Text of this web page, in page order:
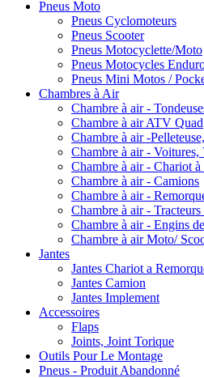
Pneus Moto
Pneus Cyclomoteurs
Pneus Scooter
Pneus Motocyclette/Moto
Pneus Motocycles
Pneus Mini Motos /
Chambres à Air
Chambre à air -
Chambre à air ATV Quad
Chambre à air -
Chambre à air -
Chambre à air - Chariot
Chambre à air - Camions
Chambre à air -
Chambre à air -
Chambre à air - Engins
Chambre à air Moto/
Jantes
Jantes Chariot a
Jantes Camion
Jantes Implement
Accessoires
Flaps
Joints, Joint Torique
Outils Pour Le Montage
Pneus - Produit Abandonné